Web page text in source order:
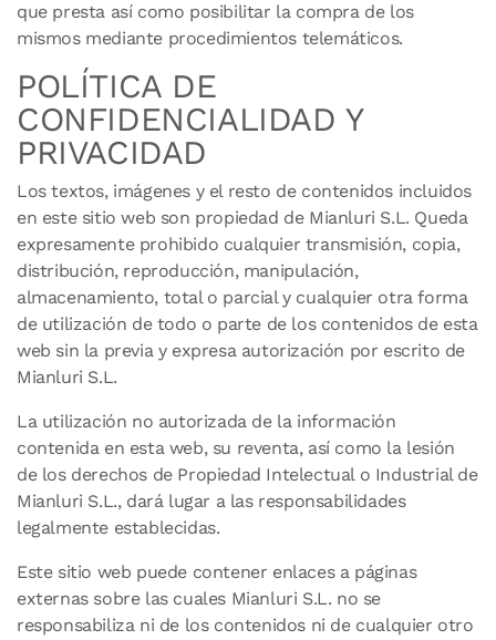
que presta así como posibilitar la compra de los
mismos mediante procedimientos telemáticos.
POLÍTICA DE
CONFIDENCIALIDAD Y
PRIVACIDAD
Los textos, imágenes y el resto de contenidos incluidos
en este sitio web son propiedad de Mianluri S.L. Queda
expresamente prohibido cualquier transmisión, copia,
distribución, reproducción, manipulación,
almacenamiento, total o parcial y cualquier otra forma
de utilización de todo o parte de los contenidos de esta
web sin la previa y expresa autorización por escrito de
Mianluri S.L.
La utilización no autorizada de la información
contenida en esta web, su reventa, así como la lesión
de los derechos de Propiedad Intelectual o Industrial de
Mianluri S.L., dará lugar a las responsabilidades
legalmente establecidas.
Este sitio web puede contener enlaces a páginas
externas sobre las cuales Mianluri S.L. no se
responsabiliza ni de los contenidos ni de cualquier otro